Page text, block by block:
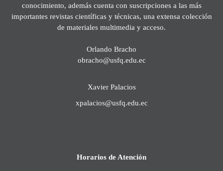
conocimiento, además cuenta con suscripciones a las más
importantes revistas científicas y técnicas, una extensa colección
de materiales multimedia y acceso.
Orlando Bracho
obracho@usfq.edu.ec
Xavier Palacios
xpalacios@usfq.edu.ec
Horarios de Atención